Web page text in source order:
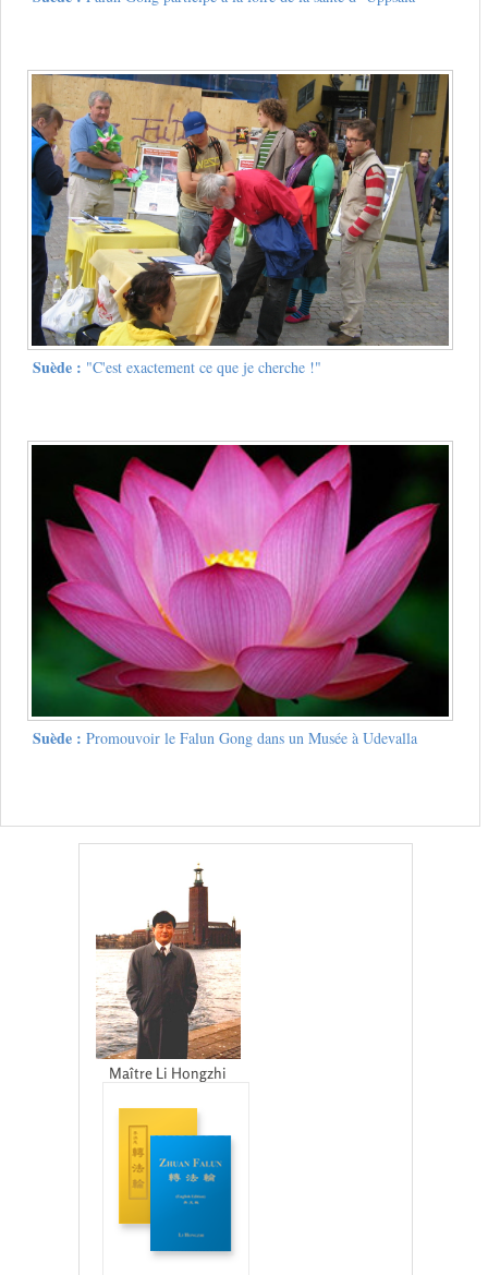
Suède : "C'est exactement ce que je cherche !"
Suède : Promouvoir le Falun Gong dans un Musée à Udevalla
Maître Li Hongzhi